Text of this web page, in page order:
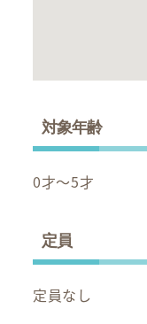
対象年齢
0才～5才
定員
定員なし